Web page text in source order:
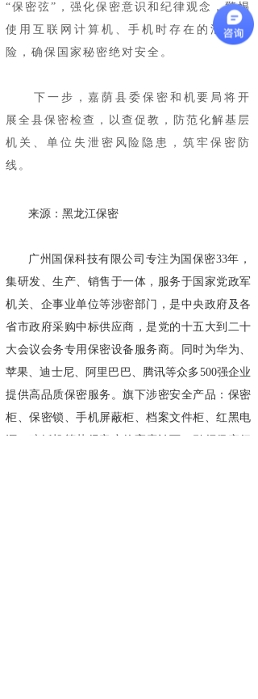
“保密弦”，强化保密意识和纪律观念，警惕
使用互联网计算机、手机时存在的泄密风
险，确保国家秘密绝对安全。
下一步，嘉荫县委保密和机要局将开
展全县保密检查，以查促教，防范化解基层
机关、单位失泄密风险隐患，筑牢保密防
线。
来源：黑龙江保密
广州国保科技有限公司专注为国保密33年，
集研发、生产、销售于一体，服务于国家党政军
机关、企事业单位等涉密部门，是中央政府及各
省市政府采购中标供应商，是党的十五大到二十
大会议会务专用保密设备服务商。同时为华为、
苹果、迪士尼、阿里巴巴、腾讯等众多500强企业
提供高品质保密服务。旗下涉密安全产品：保密
柜、保密锁、手机屏蔽柜、档案文件柜、红黑电